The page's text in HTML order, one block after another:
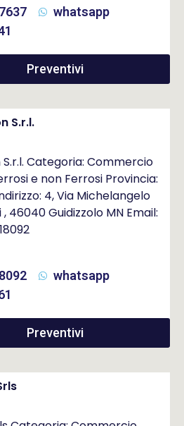
whatsapp
Preventivi
S.r.l.
Categoria: Commercio
e non Ferrosi Provincia:
4, Via Michelangelo
46040 Guidizzolo MN Email:
whatsapp
Preventivi